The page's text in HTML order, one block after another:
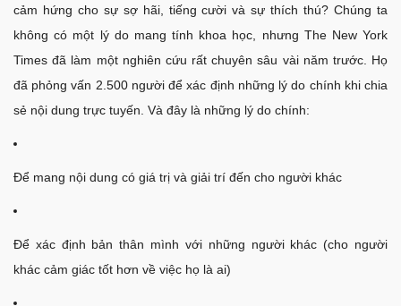
cảm hứng cho sự sợ hãi, tiếng cười và sự thích thú? Chúng ta
không có một lý do mang tính khoa học, nhưng The New York
Times đã làm một nghiên cứu rất chuyên sâu vài năm trước. Họ
đã phỏng vấn 2.500 người để xác định những lý do chính khi chia
sẻ nội dung trực tuyến. Và đây là những lý do chính:
Để mang nội dung có giá trị và giải trí đến cho người khác
Để xác định bản thân mình với những người khác (cho người
khác cảm giác tốt hơn về việc họ là ai)